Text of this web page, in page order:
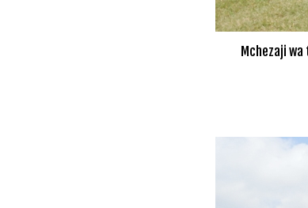
Mchezaji wa